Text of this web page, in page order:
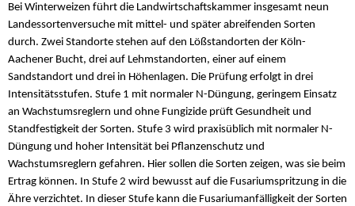
Bei Winterweizen führt die Landwirtschaftskammer insgesamt neun
Landessortenversuche mit mittel- und später abreifenden Sorten
durch. Zwei Standorte stehen auf den Lößstandorten der Köln-
Aachener Bucht, drei auf Lehmstandorten, einer auf einem
Sandstandort und drei in Höhenlagen. Die Prüfung erfolgt in drei
Intensitätsstufen. Stufe 1 mit normaler N-Düngung, geringem Einsatz
an Wachstumsreglern und ohne Fungizide prüft Gesundheit und
Standfestigkeit der Sorten. Stufe 3 wird praxisüblich mit normaler N-
Düngung und hoher Intensität bei Pflanzenschutz und
Wachstumsreglern gefahren. Hier sollen die Sorten zeigen, was sie beim
Ertrag können. In Stufe 2 wird bewusst auf die Fusariumspritzung in die
Ähre verzichtet. In dieser Stufe kann die Fusariumanfälligkeit der Sorten